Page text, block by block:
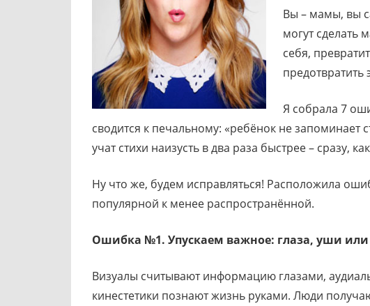
Вы – мамы, вы
могут сделать
себя,
предотвратить
Я собрала 7
сводится к печальному: «ребёнок не запоминает
учат стихи наизусть в два раза быстрее – сразу,
Ну что же, будем исправляться! Расположила
популярной к менее распространённой.
Ошибка №1. Упускаем важное: глаза, уши или
Визуалы считывают информацию глазами,
кинестетики познают жизнь руками. Люди